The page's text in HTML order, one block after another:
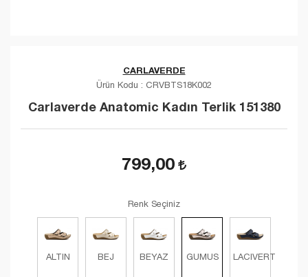
CARLAVERDE
Ürün Kodu : CRVBTS18K002
Carlaverde Anatomic Kadın Terlik 151380
799,00
Renk Seçiniz
ALTIN BEJ BEYAZ GUMUS LACIVERT